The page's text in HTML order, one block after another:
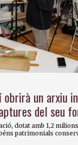
obrirà un arxiu
del seu
dotat amb 1,2
patrimonials